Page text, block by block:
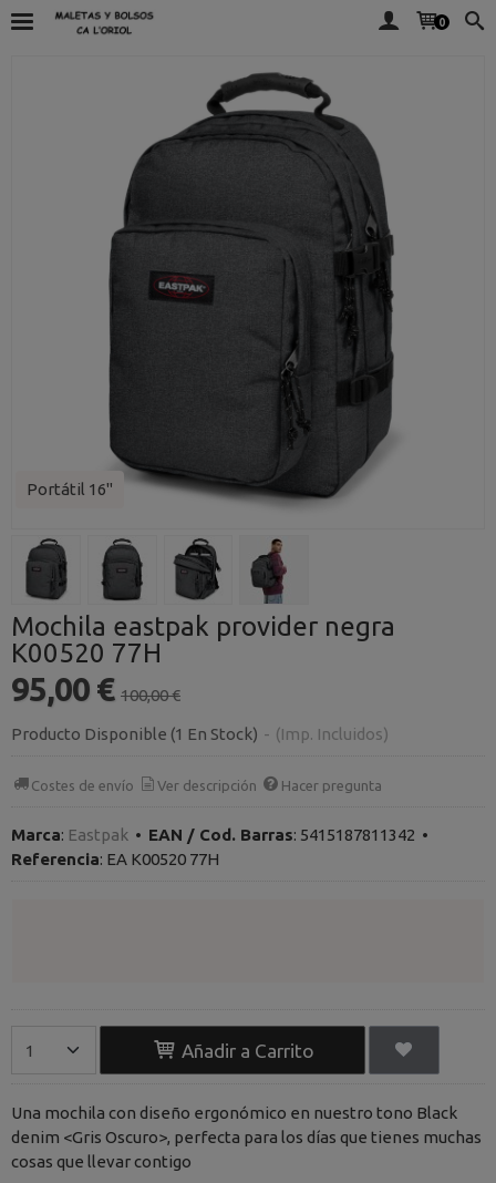
0
Portátil 16"
Mochila eastpak provider negra
K00520 77H
95,00 € 100,00 €
Producto Disponible (1 En Stock) - (Imp. Incluidos)
Costes de envío Ver descripción Hacer pregunta
Marca: Eastpak • EAN / Cod. Barras: 5415187811342 •
Referencia: EA K00520 77H
Añadir a Carrito
Una mochila con diseño ergonómico en nuestro tono Black
denim <Gris Oscuro>, perfecta para los días que tienes muchas
cosas que llevar contigo